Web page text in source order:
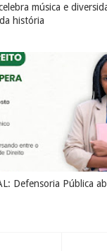
música e
história
Defensoria Pública